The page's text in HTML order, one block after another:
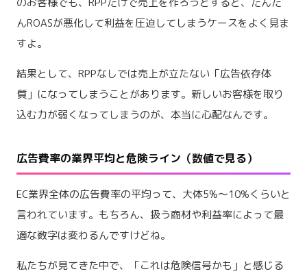
んROASが悪化して利益を圧迫してしまうケースをよく見ま
すよ。
結果として、RPPなしでは売上が立たない「広告依存体
質」になってしまうことがあります。新しいお客様を取り
込む力が弱くなってしまうのが、本当に心配なんです。
広告費率の業界平均と危険ライン（数値で見る）
EC業界全体の広告費率の平均って、大体5%〜10%くらいと
言われています。もちろん、扱う商材や利益率によって最
適な数字は変わるんですけどね。
私たちが見てきた中で、「これは危険信号かも」と感じる